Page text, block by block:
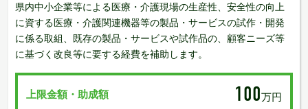
県内中小企業等による医療・介護現場の生産性、安全性の向上
に資する医療・介護関連機器等の製品・サービスの試作・開発
に係る取組、既存の製品・サービスや試作品の、顧客ニーズ等
に基づく改良等に要する経費を補助します。
上限金額・助成額 100万円